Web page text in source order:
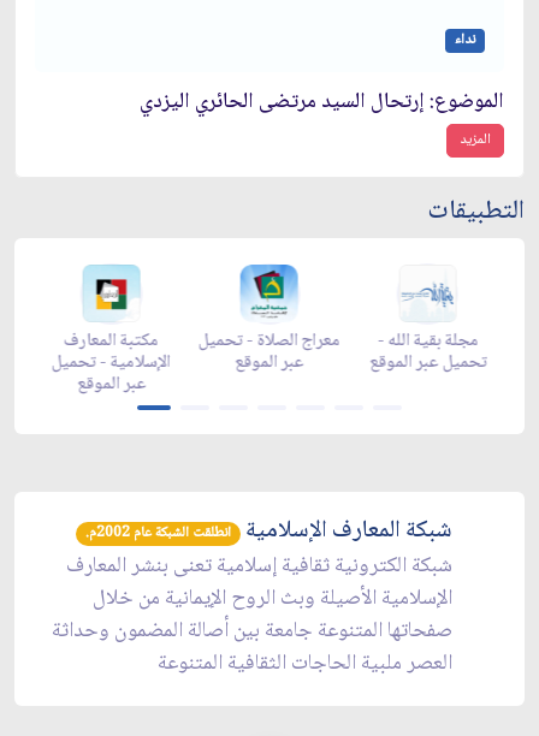
نداء
الموضوع: إرتحال السيد مرتضى الحائري اليزدي‏
المزيد
التطبيقات
مكتبة المعارف
الإسلامية - تحميل
عبر الموقع
معراج الصلاة - تحميل
عبر الموقع
مجلة بقية الله -
تحميل عبر الموقع
شبكة المعارف الإسلامية انطلقت الشبكة عام 2002م.
شبكة الكترونية ثقافية إسلامية تعنى بنشر المعارف
الإسلامية الأصيلة وبث الروح الإيمانية من خلال
صفحاتها المتنوعة جامعة بين أصالة المضمون وحداثة
العصر ملبية الحاجات الثقافية المتنوعة